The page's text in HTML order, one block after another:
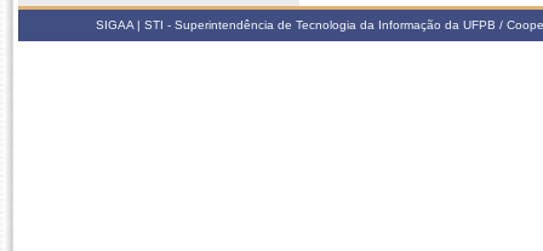
SIGAA | STI - Superintendência de Tecnologia da Informação da UFPB /